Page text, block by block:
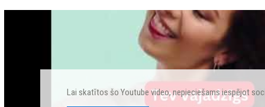
Lai skatītos šo Youtube video, nepieciešams iespējot